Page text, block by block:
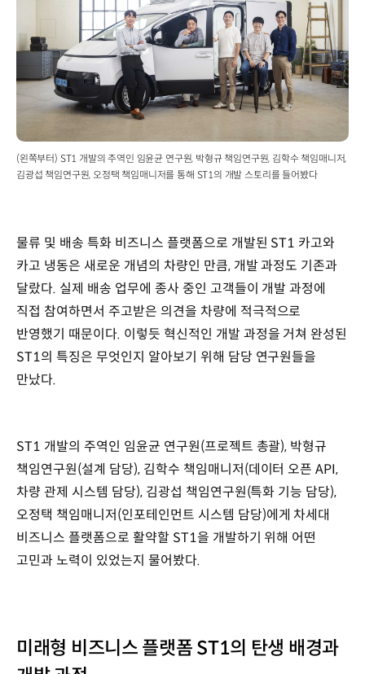
(왼쪽부터) ST1 개발의 주역인 임윤균 연구원, 박형규 책임연구원, 김학수 책임매니저,
김광섭 책임연구원, 오정택 책임매니저를 통해 ST1의 개발 스토리를 들어봤다
물류 및 배송 특화 비즈니스 플랫폼으로 개발된 ST1 카고와
카고 냉동은 새로운 개념의 차량인 만큼, 개발 과정도 기존과
달랐다. 실제 배송 업무에 종사 중인 고객들이 개발 과정에
직접 참여하면서 주고받은 의견을 차량에 적극적으로
반영했기 때문이다. 이렇듯 혁신적인 개발 과정을 거쳐 완성된
ST1의 특징은 무엇인지 알아보기 위해 담당 연구원들을
만났다.
ST1 개발의 주역인 임윤균 연구원(프로젝트 총괄), 박형규
책임연구원(설계 담당), 김학수 책임매니저(데이터 오픈 API,
차량 관제 시스템 담당), 김광섭 책임연구원(특화 기능 담당),
오정택 책임매니저(인포테인먼트 시스템 담당)에게 차세대
비즈니스 플랫폼으로 활약할 ST1을 개발하기 위해 어떤
고민과 노력이 있었는지 물어봤다.
미래형 비즈니스 플랫폼 ST1의 탄생 배경과